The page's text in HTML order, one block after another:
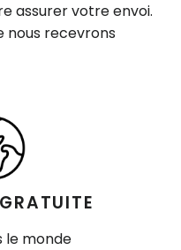
assurer votre envoi.
nous recevrons
le monde